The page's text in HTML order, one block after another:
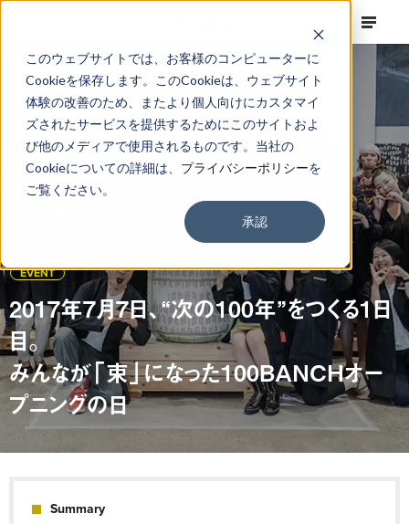
このウェブサイトでは、お客様のコンピューターに
Cookieを保存します。このCookieは、ウェブサイト
体験の改善のため、またより個人向けにカスタマイ
ズされたサービスを提供するためにこのサイトおよ
び他のメディアで使用されるものです。当社の
Cookieについての詳細は、 プライバシーポリシーを
ご覧ください。
承認
EVENT
2017年7月7日、“次の100年”をつくる1日
目。
みんなが「束」になった100BANCHオー
プニングの日
Summary